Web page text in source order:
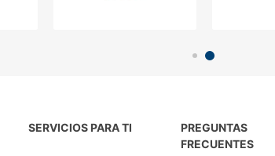
SERVICIOS PARA TI
PREGUNTAS
FRECUENTES